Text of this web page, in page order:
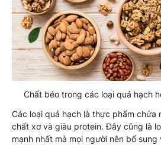
Chất béo trong các loại quả hạch
Các loại quả hạch là thực phẩm chứa
chất xơ và giàu protein. Đây cũng là
mạnh nhất mà mọi người nên bổ